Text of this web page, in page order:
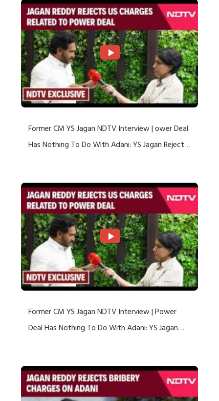
Former CM YS Jagan NDTV Interview | ower Deal
Has Nothing To Do With Adani: YS Jagan Rejects
Former CM YS Jagan NDTV Interview | Power
Deal Has Nothing To Do With Adani: YS Jagan